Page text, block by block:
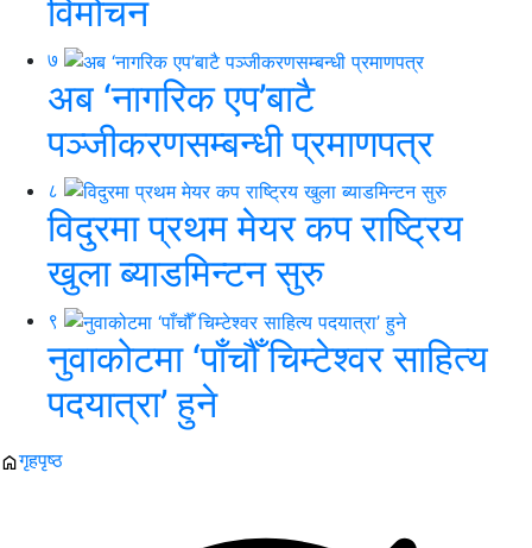
विमोचन
७
अब ‘नागरिक एप’बाटै
पञ्जीकरणसम्बन्धी प्रमाणपत्र
८
विदुरमा प्रथम मेयर कप राष्ट्रिय
खुला ब्याडमिन्टन सुरु
९
नुवाकोटमा ‘पाँचौँ चिम्टेश्वर साहित्य
पदयात्रा’ हुने
गृहपृष्ठ